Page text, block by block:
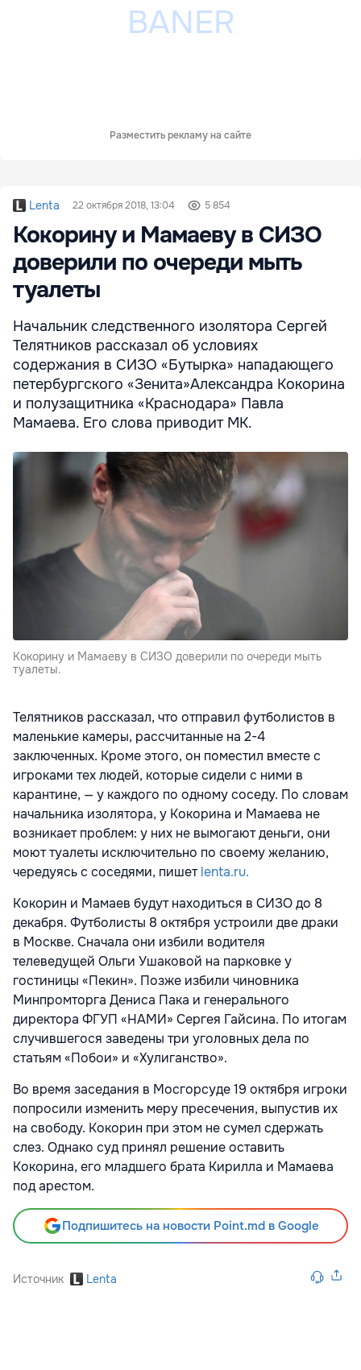
Разместить рекламу на сайте
Lenta 22 октября 2018, 13:04 5 854
Кокорину и Мамаеву в СИЗО
доверили по очереди мыть
туалеты
Начальник следственного изолятора Сергей
Телятников рассказал об условиях
содержания в СИЗО «Бутырка» нападающего
петербургского «Зенита»Александра Кокорина
и полузащитника «Краснодара» Павла
Мамаева. Его слова приводит МК.
Кокорину и Мамаеву в СИЗО доверили по очереди мыть
туалеты.
Телятников рассказал, что отправил футболистов в
маленькие камеры, рассчитанные на 2-4
заключенных. Кроме этого, он поместил вместе с
игроками тех людей, которые сидели с ними в
карантине, — у каждого по одному соседу. По словам
начальника изолятора, у Кокорина и Мамаева не
возникает проблем: у них не вымогают деньги, они
моют туалеты исключительно по своему желанию,
чередуясь с соседями, пишетlenta.ru.
Кокорин и Мамаев будут находиться в СИЗО до 8
декабря. Футболисты 8 октября устроили две драки
в Москве. Сначала они избили водителя
телеведущей Ольги Ушаковой на парковке у
гостиницы «Пекин». Позже избили чиновника
Минпромторга Дениса Пака и генерального
директора ФГУП «НАМИ» Сергея Гайсина. По итогам
случившегося заведены три уголовных дела по
статьям «Побои» и «Хулиганство».
Во время заседания в Мосгорсуде 19 октября игроки
попросили изменить меру пресечения, выпустив их
на свободу. Кокорин при этом не сумел сдержать
слез. Однако суд принял решение оставить
Кокорина, его младшего брата Кирилла и Мамаева
под арестом.
Подпишитесь на новости Point.md в Google
Источник Lenta